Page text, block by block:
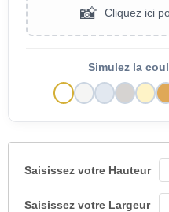
📸 Cliquez ici
Simulez la
Saisissez votre Hauteur
Saisissez votre Largeur